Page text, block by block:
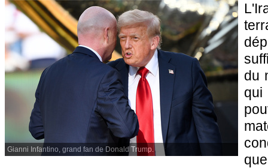
Gianni Infantino, grand fan de Donald Trump.
du
qui